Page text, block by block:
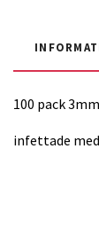
100 pack 3mm
infettade